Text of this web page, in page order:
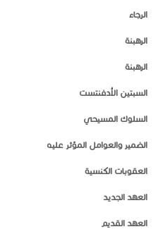
الرجاء
الرهبنة
الرهبنة
السبتين الأدفنتست
السلوك المسيحي
الضمير والعوامل المؤثر عليه
العقوبات الكنسية
العهد الجديد
العهد القديم